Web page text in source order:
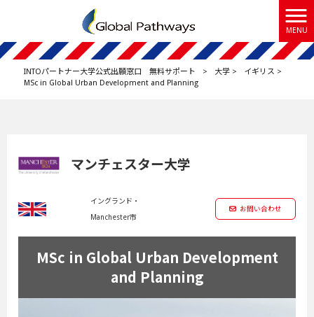
MENU
INTOパートナー大学公式出願窓口 無料サポート > 大学 > イギリス >
MSc in Global Urban Development and Planning
マンチェスター大学
イングランド・
Manchester市
お問い合わせ
MSc in Global Urban Development
and Planning